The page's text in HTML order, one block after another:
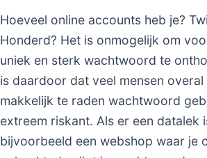
Hoeveel online accounts heb je?
Honderd? Het is onmogelijk om
uniek en sterk wachtwoord te
is daardoor dat veel mensen
makkelijk te raden wachtwoord
extreem riskant. Als er een datalek
bijvoorbeeld een webshop waar je